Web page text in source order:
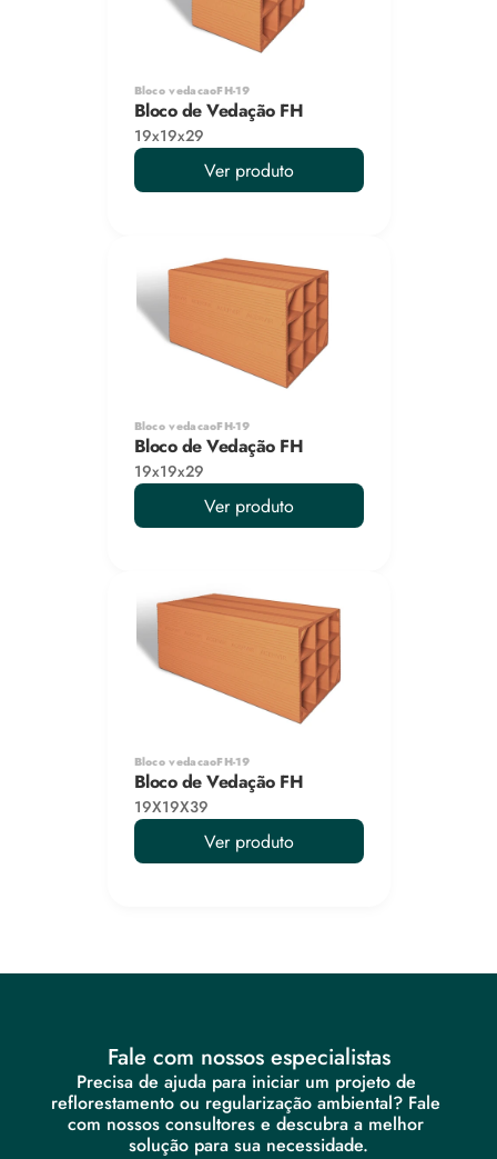
Bloco vedacaoFH-19
Bloco de Vedação FH
19x19x29
Ver produto
Bloco vedacaoFH-19
Bloco de Vedação FH
19x19x29
Ver produto
Bloco vedacaoFH-19
Bloco de Vedação FH
19X19X39
Ver produto
Fale com nossos especialistas
Precisa de ajuda para iniciar um projeto de
reflorestamento ou regularização ambiental? Fale
com nossos consultores e descubra a melhor
solução para sua necessidade.